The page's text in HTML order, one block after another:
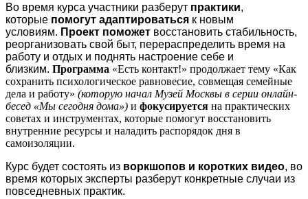
Во время курса участники разберут практики,
которые помогут адаптироваться к новым
условиям. Проект поможет восстановить стабильность,
реорганизовать свой быт, перераспределить время на
работу и отдых и поднять настроение себе и
близким. Программа «Есть контакт!» продолжает тему «Как
сохранить психологическое равновесие, совмещая семейные
дела и работу» (которую начал Музей Москвы в серии онлайн-
бесед «Мы сегодня дома») и фокусируется на практических
советах и инструментах, которые помогут восстановить
внутренние ресурсы и наладить распорядок дня в
самоизоляции.
Курс будет состоять из воркшопов и коротких видео, во
время которых эксперты разберут конкретные случаи из
повседневных практик.